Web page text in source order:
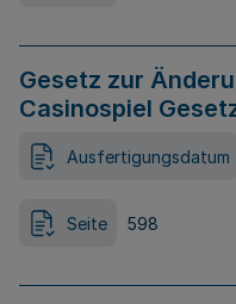
Gesetz zur
Casinospiel
Ausfertigungsdatum
Seite 598